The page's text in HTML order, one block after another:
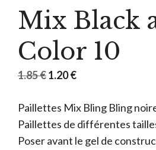
Mix Black
Color 10
1.85€Le
initial
était :
1.85 €.
1.20€Le
actuel
est :
1.20 €.
Paillettes Mix Bling Bling
Paillettes de différentes
Poser avant le gel de